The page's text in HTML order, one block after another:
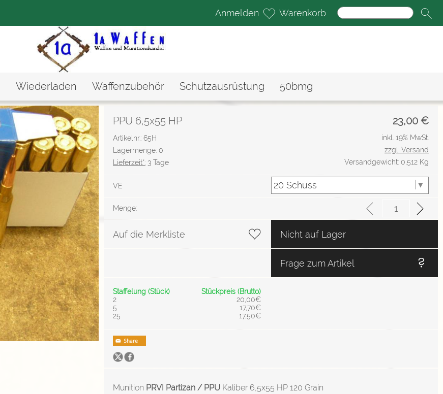
Anmelden Warenkorb
Wiederladen Waffenzubehör Schutzausrüstung 50bmg
23,00 €
PPU 6,5x55 HP
Artikelnr.: 65H
Lagermenge: 0
Lieferzeit*: 3 Tage
inkl. 19% MwSt.
zzgl. Versand
Versandgewicht: 0,512 Kg
VE
Menge:
Auf die Merkliste Nicht auf Lager
Frage zum Artikel
Staffelung (Stück)
Stückpreis (Brutto)
2
20,00€
5
17,70€
25
17,50€
Munition PRVI Partizan / PPU Kaliber 6,5x55 HP 120 Grain